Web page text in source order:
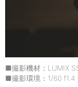
■撮影機材：LUMIX
■撮影環境：1/60 f1.4